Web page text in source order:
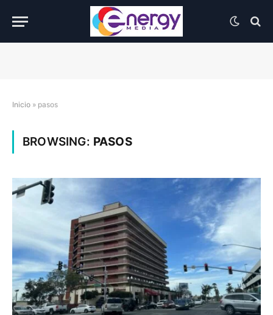
Inicio » pasos
BROWSING: PASOS